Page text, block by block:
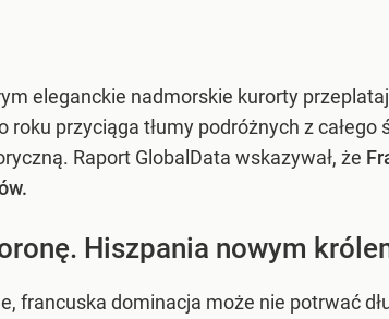
eleganckie nadmorskie kurorty
roku przyciąga tłumy podróżnych z
Raport GlobalData wskazywał, że
Hiszpania nowym
francuska dominacja może nie potrwać